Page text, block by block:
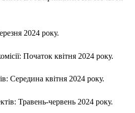
2024 року.
Початок квітня 2024 року.
Середина квітня 2024 року.
Травень-червень 2024 року.